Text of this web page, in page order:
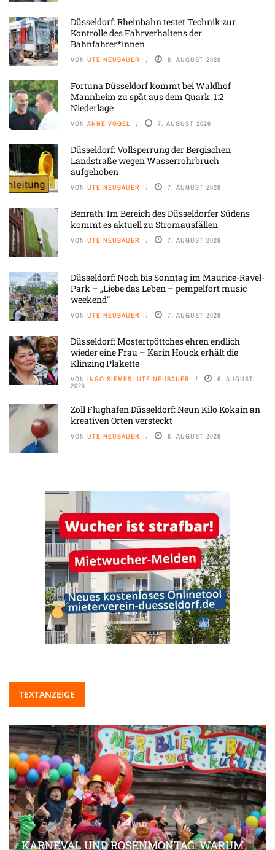
Düsseldorf: Rheinbahn testet Technik zur
Kontrolle des Fahrverhaltens der
Bahnfahrer*innen
VON UTE NEUBAUER 8. AUGUST 2026
Fortuna Düsseldorf kommt bei Waldhof
Mannheim zu spät aus dem Quark: 1:2
Niederlage
VON ANNE VOGEL 7. AUGUST 2026
Düsseldorf: Vollsperrung der Bergischen
Landstraße wegen Wasserrohrbruch
aufgehoben
VON UTE NEUBAUER 7. AUGUST 2026
Benrath: Im Bereich des Düsseldorfer Südens
kommt es aktuell zu Stromausfällen
VON UTE NEUBAUER 7. AUGUST 2026
Düsseldorf: Noch bis Sonntag im Maurice-Ravel-
Park – „Liebe das Leben – pempelfort music
weekend“
VON UTE NEUBAUER 7. AUGUST 2026
Düsseldorf: Mostertpöttches ehren endlich
wieder eine Frau – Karin Houck erhält die
Klinzing Plakette
VON INGO SIEMES, UTE NEUBAUER 6. AUGUST
2026
Zoll Flughafen Düsseldorf: Neun Kilo Kokain an
kreativen Orten versteckt
VON UTE NEUBAUER 6. AUGUST 2026
TEXTANZEIGE
KARNEVAL UND ROSENMONTAG: WARUM